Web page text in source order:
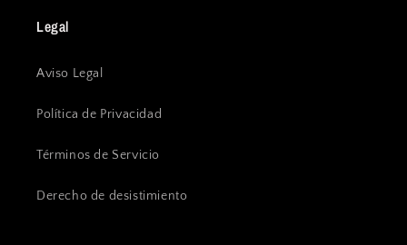
Legal
Aviso Legal
Política de Privacidad
Términos de Servicio
Derecho de desistimiento